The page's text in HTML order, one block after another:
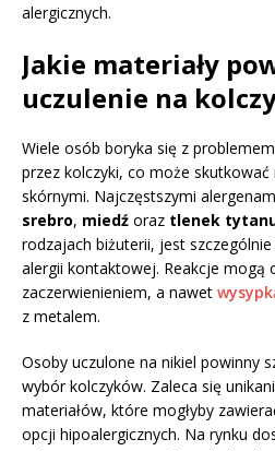
alergicznych.
Jakie materiały
uczulenie na
Wiele osób boryka się z
przez kolczyki, co może
skórnymi. Najczęstszymi
srebro, miedź oraz tlenek
rodzajach biżuterii, jest
alergii kontaktowej. Reakcje mogą
zaczerwienieniem, a nawet
z metalem.
Osoby uczulone na nikiel powinny
wybór kolczyków. Zaleca się
materiałów, które mogłyby
opcji hipoalergicznych. Na rynku